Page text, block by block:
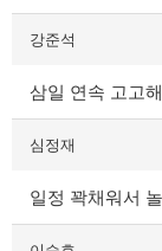
강준석
삼일 연속 고고
심정재
일정 꽉채워서